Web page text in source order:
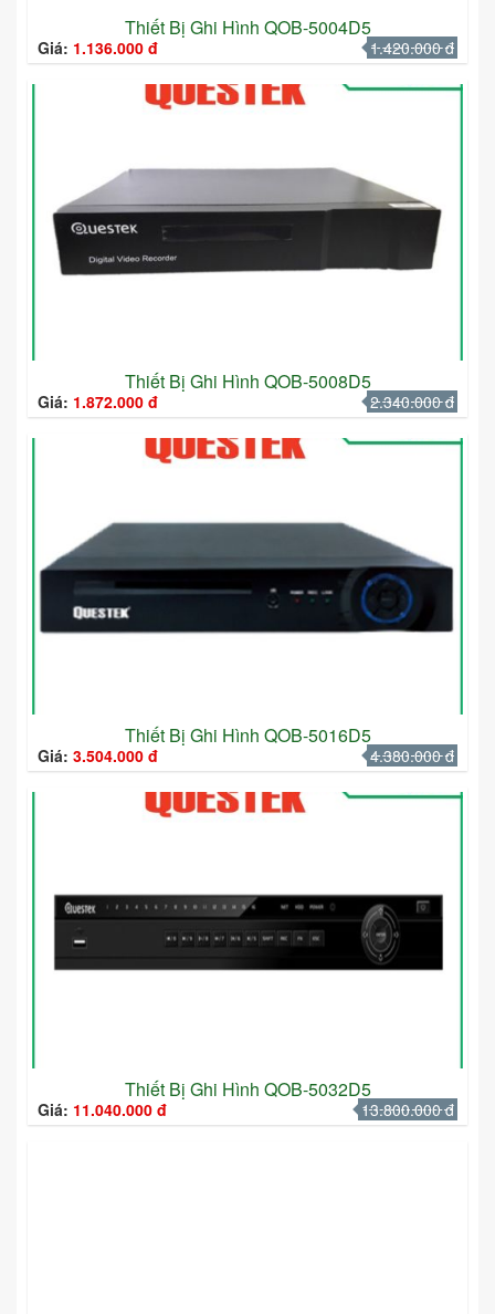
Thiết Bị Ghi Hình QOB-5004D5
Giá: 1.136.000 đ 1.420.000 đ
Thiết Bị Ghi Hình QOB-5008D5
Giá: 1.872.000 đ 2.340.000 đ
Thiết Bị Ghi Hình QOB-5016D5
Giá: 3.504.000 đ 4.380.000 đ
Thiết Bị Ghi Hình QOB-5032D5
Giá: 11.040.000 đ 13.800.000 đ